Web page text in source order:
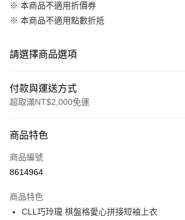
※ 本商品不適用折價券
※ 本商品不適用點數折抵
請選擇商品選項
付款與運送方式
超取滿NT$2,000免運
信用卡一次付款
信用卡分期付款
合作金庫商業銀行
華南商業銀行
彰化商業銀行
超商取貨付款
商品特色
商品編號
8614964
商品特色
CLL巧玲瓏 棋盤格愛心拼接短袖上衣